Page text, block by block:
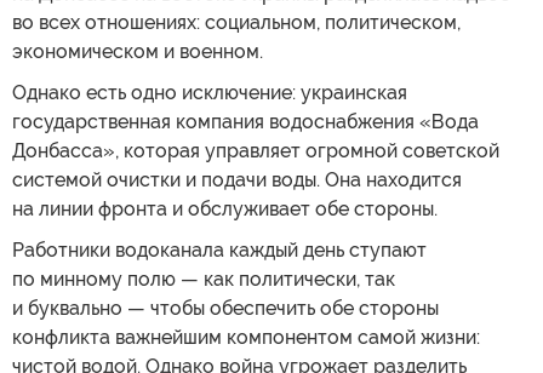
во всех отношениях: социальном, политическом,
экономическом и военном.
Однако есть одно исключение: украинская
государственная компания водоснабжения «Вода
Донбасса», которая управляет огромной советской
системой очистки и подачи воды. Она находится
на линии фронта и обслуживает обе стороны.
Работники водоканала каждый день ступают
по минному полю — как политически, так
и буквально — чтобы обеспечить обе стороны
конфликта важнейшим компонентом самой жизни:
чистой водой. Однако война угрожает разделить